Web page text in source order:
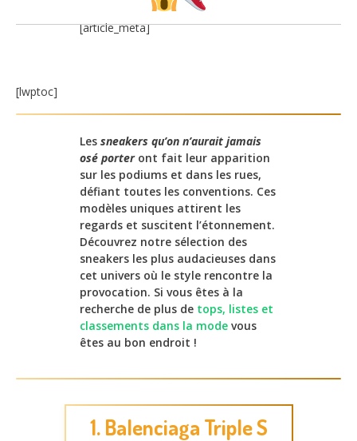
[article_meta]
[lwptoc]
Les sneakers qu’on n’aurait jamais
osé porteront fait leur apparition
sur les podiums et dans les rues,
défiant toutes les conventions. Ces
modèles uniques attirent les
regards et suscitent l’étonnement.
Découvrez notre sélection des
sneakers les plus audacieuses dans
cet univers où le style rencontre la
provocation. Si vous êtes à la
recherche de plus de tops, listes et
classements dans la mode vous
êtes au bon endroit !
1. Balenciaga Triple S